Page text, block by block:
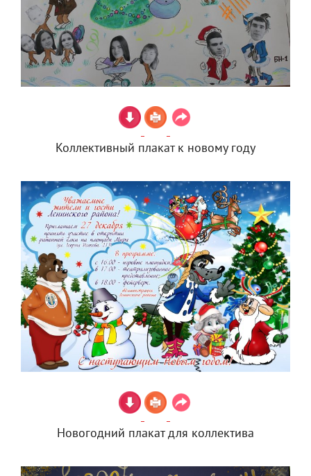
Коллективный плакат к новому году
Новогодний плакат для коллектива